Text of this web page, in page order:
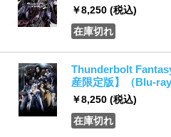
￥8,250 (税込)
在庫切れ
Thunderbolt
産限定版】（Blu-ray
￥8,250 (税込)
在庫切れ